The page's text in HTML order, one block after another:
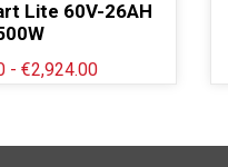
Lite 60V-26AH
- €2,924.00